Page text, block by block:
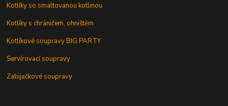
Kotlíky so smaltovanou kotlinou
Kotlíky s chráničem, ohništěm
Kotlíkové soupravy BIG PARTY
Servírovací soupravy
Zabijačkové soupravy